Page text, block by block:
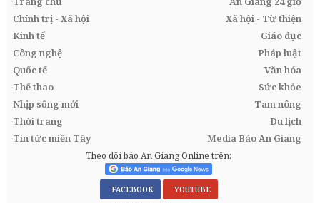
Chính trị - Xã hội
Xã hội - Từ thiện
Kinh tế
Giáo dục
Công nghệ
Pháp luật
Quốc tế
Văn hóa
Thể thao
Sức khỏe
Nhịp sống mới
Tam nông
Thời trang
Du lịch
Tin tức miền Tây
Media Báo An Giang
Theo dõi báo An Giang Online trên:
FACEBOOK YOUTUBE